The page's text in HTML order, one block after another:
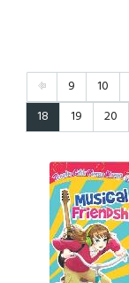
9 10
18
19 20